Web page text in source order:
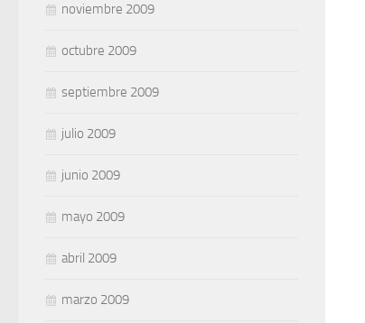
noviembre 2009
octubre 2009
septiembre 2009
julio 2009
junio 2009
mayo 2009
abril 2009
marzo 2009